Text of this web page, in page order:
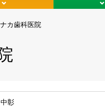
カ歯科医院
彰